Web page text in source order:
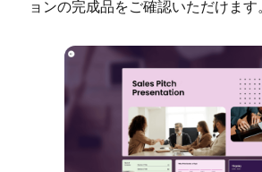
ョンの完成品をご確認いただけます